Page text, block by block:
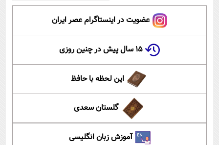
عضویت در اینستاگرام عصر ایران
۱۵ سال پیش در چنین روزی
این لحظه با حافظ
گلستان سعدی
آموزش زبان انگلیسی